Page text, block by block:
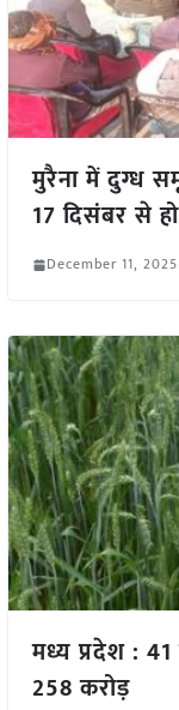
मुरैना में दुग्ध
17 दिसंबर से
December 11, 2025
मध्य प्रदेश :
258 करोड़